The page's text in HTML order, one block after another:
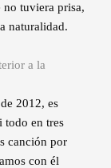
tuviera prisa,
naturalidad.
a la
2012, es
todo en tres
canción por
con él